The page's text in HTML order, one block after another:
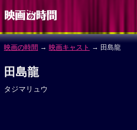
映画の時間 → 映画キャスト → 田島龍
田島龍
タジマリュウ